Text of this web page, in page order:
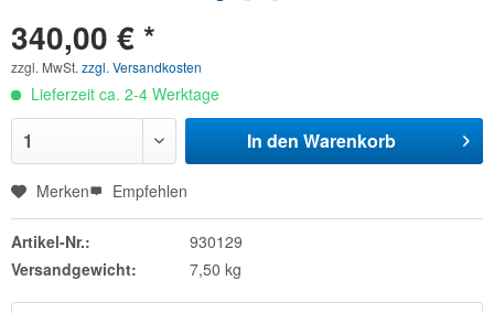
340,00 € *
zzgl. MwSt. zzgl. Versandkosten
Lieferzeit ca. 2-4 Werktage
In den Warenkorb
Merken Empfehlen
Artikel-Nr.:
930129
Versandgewicht:
7,50 kg